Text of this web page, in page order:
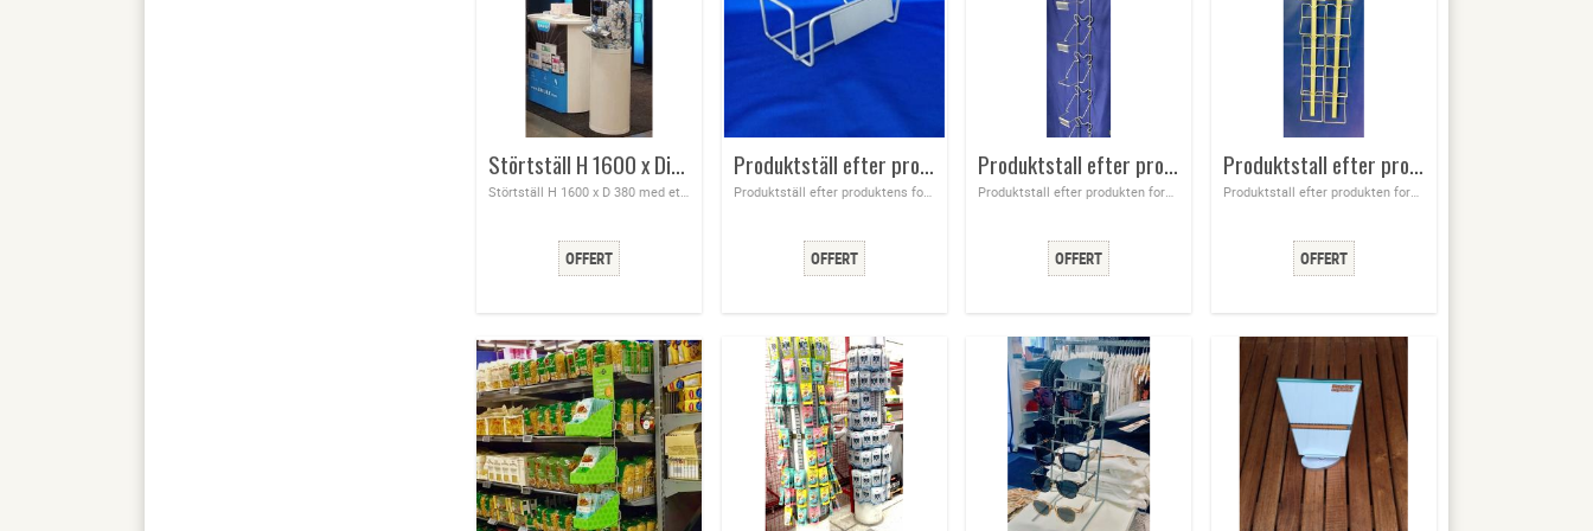
Störtställ H 1600 x Diameter 380 mm
Störtställ H 1600 x D 380 med ett utkast färg vit UTAN logo
Produktställ efter produktens form 120x60 mm
Produktställ efter produktens form 120x60 mm, vi tillverkar produktställ efter er produkts form, hör av er för offert
Produktstall efter produkten form
Produktstall efter produkten form, hör av för antalet och produktens form så bokar vi därefter
Produktstall efter produkten form hör av er för antal & produkt form
Produktstall efter produkten form hör av er för antal & produkt form, vi i alla former